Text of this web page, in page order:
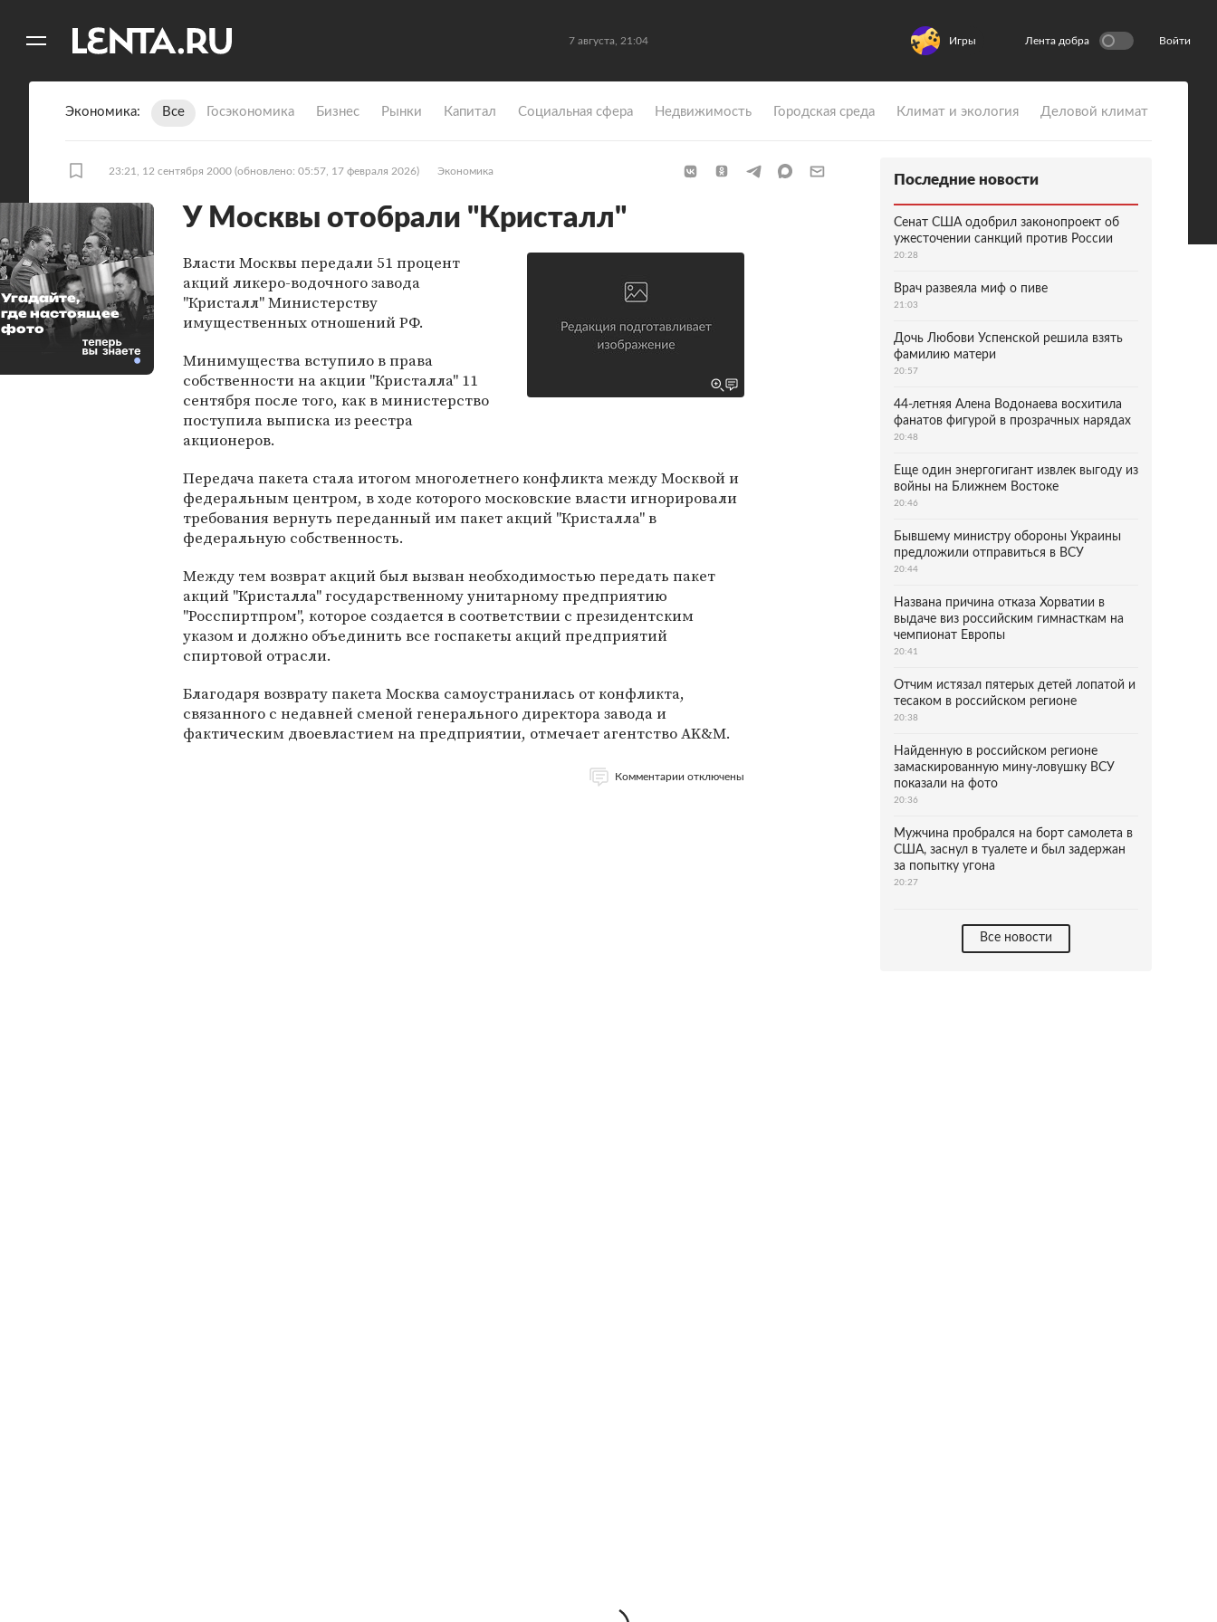
7 августа, 21:04 Игры Лента добра Войти
Экономика Все Госэкономика Бизнес Рынки Капитал Социальная сфера Недвижимость Городская среда Климат и экология Деловой климат
23:21, 12 сентября 2000 (обновлено: 05:57, 17 февраля 2026) Экономика
У Москвы отобрали "Кристалл"
Власти Москвы передали 51 процент
акций ликеро-водочного завода
"Кристалл" Министерству
имущественных отношений РФ.
Минимущества вступило в права
собственности на акции "Кристалла" 11
сентября после того, как в министерство
поступила выписка из реестра
акционеров.
Передача пакета стала итогом многолетнего конфликта между Москвой и
федеральным центром, в ходе которого московские власти игнорировали
требования вернуть переданный им пакет акций "Кристалла" в
федеральную собственность.
Между тем возврат акций был вызван необходимостью передать пакет
акций "Кристалла" государственному унитарному предприятию
"Росспиртпром", которое создается в соответствии с президентским
указом и должно объединить все госпакеты акций предприятий
спиртовой отрасли.
Благодаря возврату пакета Москва самоустранилась от конфликта,
связанного с недавней сменой генерального директора завода и
фактическим двоевластием на предприятии, отмечает агентство AK&M.
Комментарии отключены
Угадайте,
где настоящее
фото
Последние новости
Сенат США одобрил законопроект об
ужесточении санкций против России
20:28
Врач развеяла миф о пиве
21:03
Дочь Любови Успенской решила взять
фамилию матери
20:57
44-летняя Алена Водонаева восхитила
фанатов фигурой в прозрачных нарядах
20:48
Еще один энергогигант извлек выгоду из
войны на Ближнем Востоке
20:46
Бывшему министру обороны Украины
предложили отправиться в ВСУ
20:44
Названа причина отказа Хорватии в
выдаче виз российским гимнасткам на
чемпионат Европы
20:41
Отчим истязал пятерых детей лопатой и
тесаком в российском регионе
20:38
Найденную в российском регионе
замаскированную мину-ловушку ВСУ
показали на фото
20:36
Мужчина пробрался на борт самолета в
США, заснул в туалете и был задержан
за попытку угона
20:27
Все новости